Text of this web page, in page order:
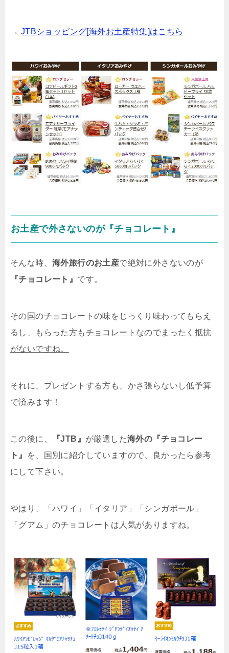
→ JTBショッピング[海外お土産特集]はこちら
お土産で外さないのが『チョコレート』
そんな時、 海外旅行のお土産で絶対に外さないのが
『チョコレート』 です。
その国のチョコレートの味をじっくり味わってもらえ
るし、
もらった方もチョコレートなのでまったく抵抗
がないですね。
それに、プレゼントする方も、かさ張らないし低予算
で済みます！
この後に、 『JTB』 が厳選した海外の『チョコレー
ト』
を、国別に紹介していますので、良かったら参考
にして下さい。
やはり、「ハワイ」「イタリア」「シンガポール」
「グアム」のチョコレートは人気がありますね。